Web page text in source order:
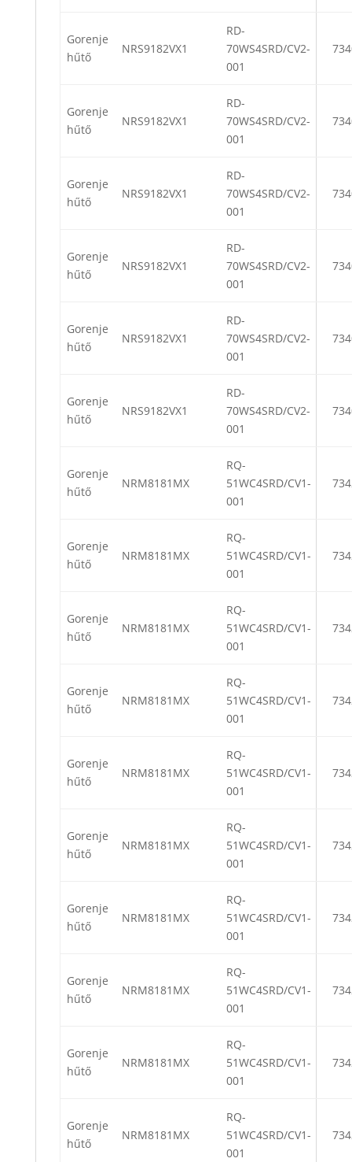
Gorenje
hűtő
NRS9182VX1
RD-
70WS4SRD/CV2-
001
Gorenje
hűtő
NRS9182VX1
RD-
70WS4SRD/CV2-
001
Gorenje
hűtő
NRS9182VX1
RD-
70WS4SRD/CV2-
001
Gorenje
hűtő
NRS9182VX1
RD-
70WS4SRD/CV2-
001
Gorenje
hűtő
NRS9182VX1
RD-
70WS4SRD/CV2-
001
Gorenje
hűtő
NRS9182VX1
RD-
70WS4SRD/CV2-
001
Gorenje
hűtő
NRM8181MX
RQ-
51WC4SRD/CV1-
001
Gorenje
hűtő
NRM8181MX
RQ-
51WC4SRD/CV1-
001
Gorenje
hűtő
NRM8181MX
RQ-
51WC4SRD/CV1-
001
Gorenje
hűtő
NRM8181MX
RQ-
51WC4SRD/CV1-
001
Gorenje
hűtő
NRM8181MX
RQ-
51WC4SRD/CV1-
001
Gorenje
hűtő
NRM8181MX
RQ-
51WC4SRD/CV1-
001
Gorenje
hűtő
NRM8181MX
RQ-
51WC4SRD/CV1-
001
Gorenje
hűtő
NRM8181MX
RQ-
51WC4SRD/CV1-
001
Gorenje
hűtő
NRM8181MX
RQ-
51WC4SRD/CV1-
001
Gorenje
hűtő
NRM8181MX
RQ-
51WC4SRD/CV1-
001